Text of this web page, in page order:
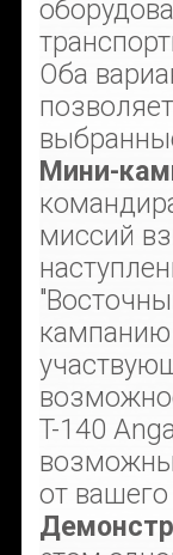
Оба
Мини-
миссий
кампанию
T-140
от